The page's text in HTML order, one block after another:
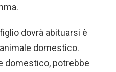
dovrà abituarsi è
domestico.
domestico, potrebbe